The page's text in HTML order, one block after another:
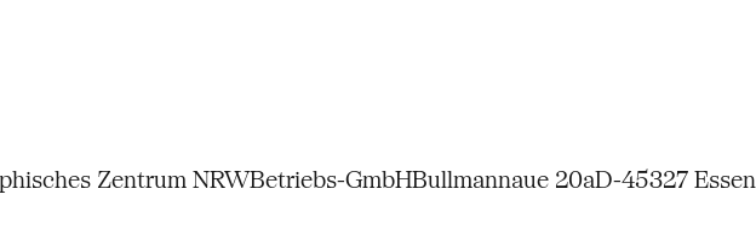
Zentrum NRWBetriebs-GmbHBullmannaue 20aD-45327 Essen